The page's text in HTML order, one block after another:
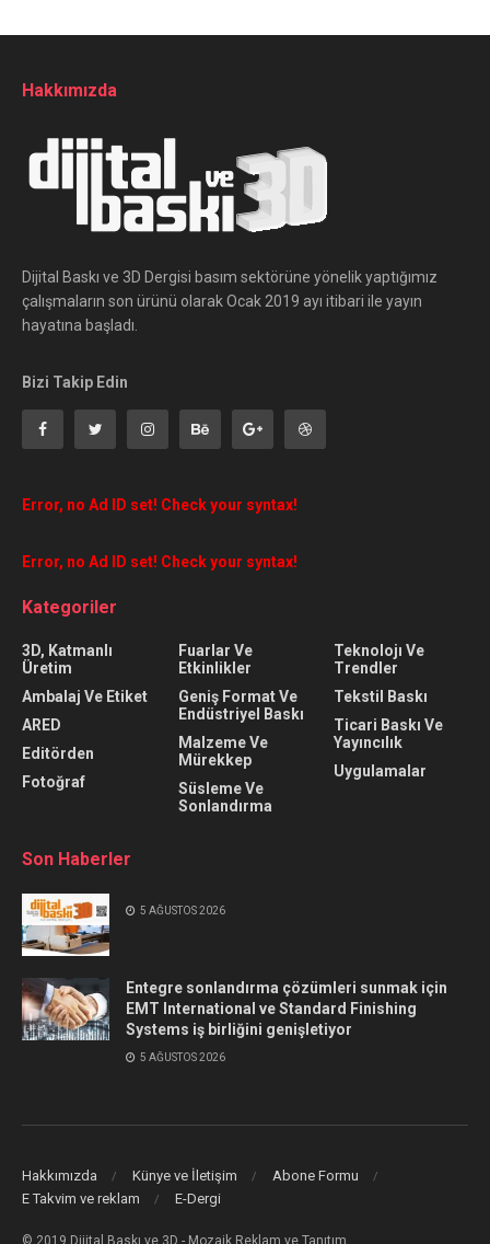
Hakkımızda
Dijital Baskı ve 3D Dergisi basım sektörüne yönelik yaptığımız
çalışmaların son ürünü olarak Ocak 2019 ayı itibari ile yayın
hayatına başladı.
Bizi Takip Edin
Error, no Ad ID set! Check your syntax!
Error, no Ad ID set! Check your syntax!
Kategoriler
3D, Katmanlı
Üretim
Ambalaj Ve Etiket
ARED
Editörden
Fotoğraf
Fuarlar Ve
Etkinlikler
Geniş Format Ve
Endüstriyel Baskı
Malzeme Ve
Mürekkep
Süsleme Ve
Sonlandırma
Teknolojı Ve
Trendler
Tekstil Baskı
Ticari Baskı Ve
Yayıncılık
Uygulamalar
Son Haberler
5 AĞUSTOS 2026
Entegre sonlandırma çözümleri sunmak için
EMT International ve Standard Finishing
Systems iş birliğini genişletiyor
5 AĞUSTOS 2026
Hakkımızda Künye ve İletişim
Abone Formu
E Takvim ve reklam
E-Dergi
© 2019 Dijital Baskı ve 3D - Mozaik Reklam ve Tanıtım